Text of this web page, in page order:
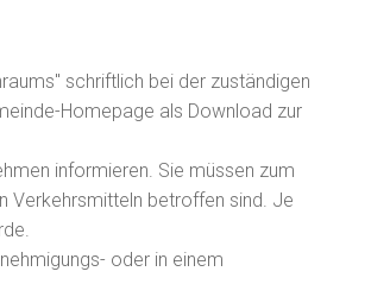
schriftlich bei der zuständigen
Homepage als Download zur
informieren. Sie müssen zum
Verkehrsmitteln betroffen sind. Je
oder in einem